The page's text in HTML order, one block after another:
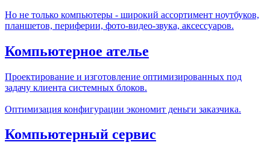
Но не только компьютеры - широкий ассортимент ноутбуков,
планшетов, периферии, фото-видео-звука, аксессуаров.
Компьютерное ателье
Проектирование и изготовление оптимизированных под
задачу клиента системных блоков.
Оптимизация конфигурации экономит деньги заказчика.
Компьютерный сервис